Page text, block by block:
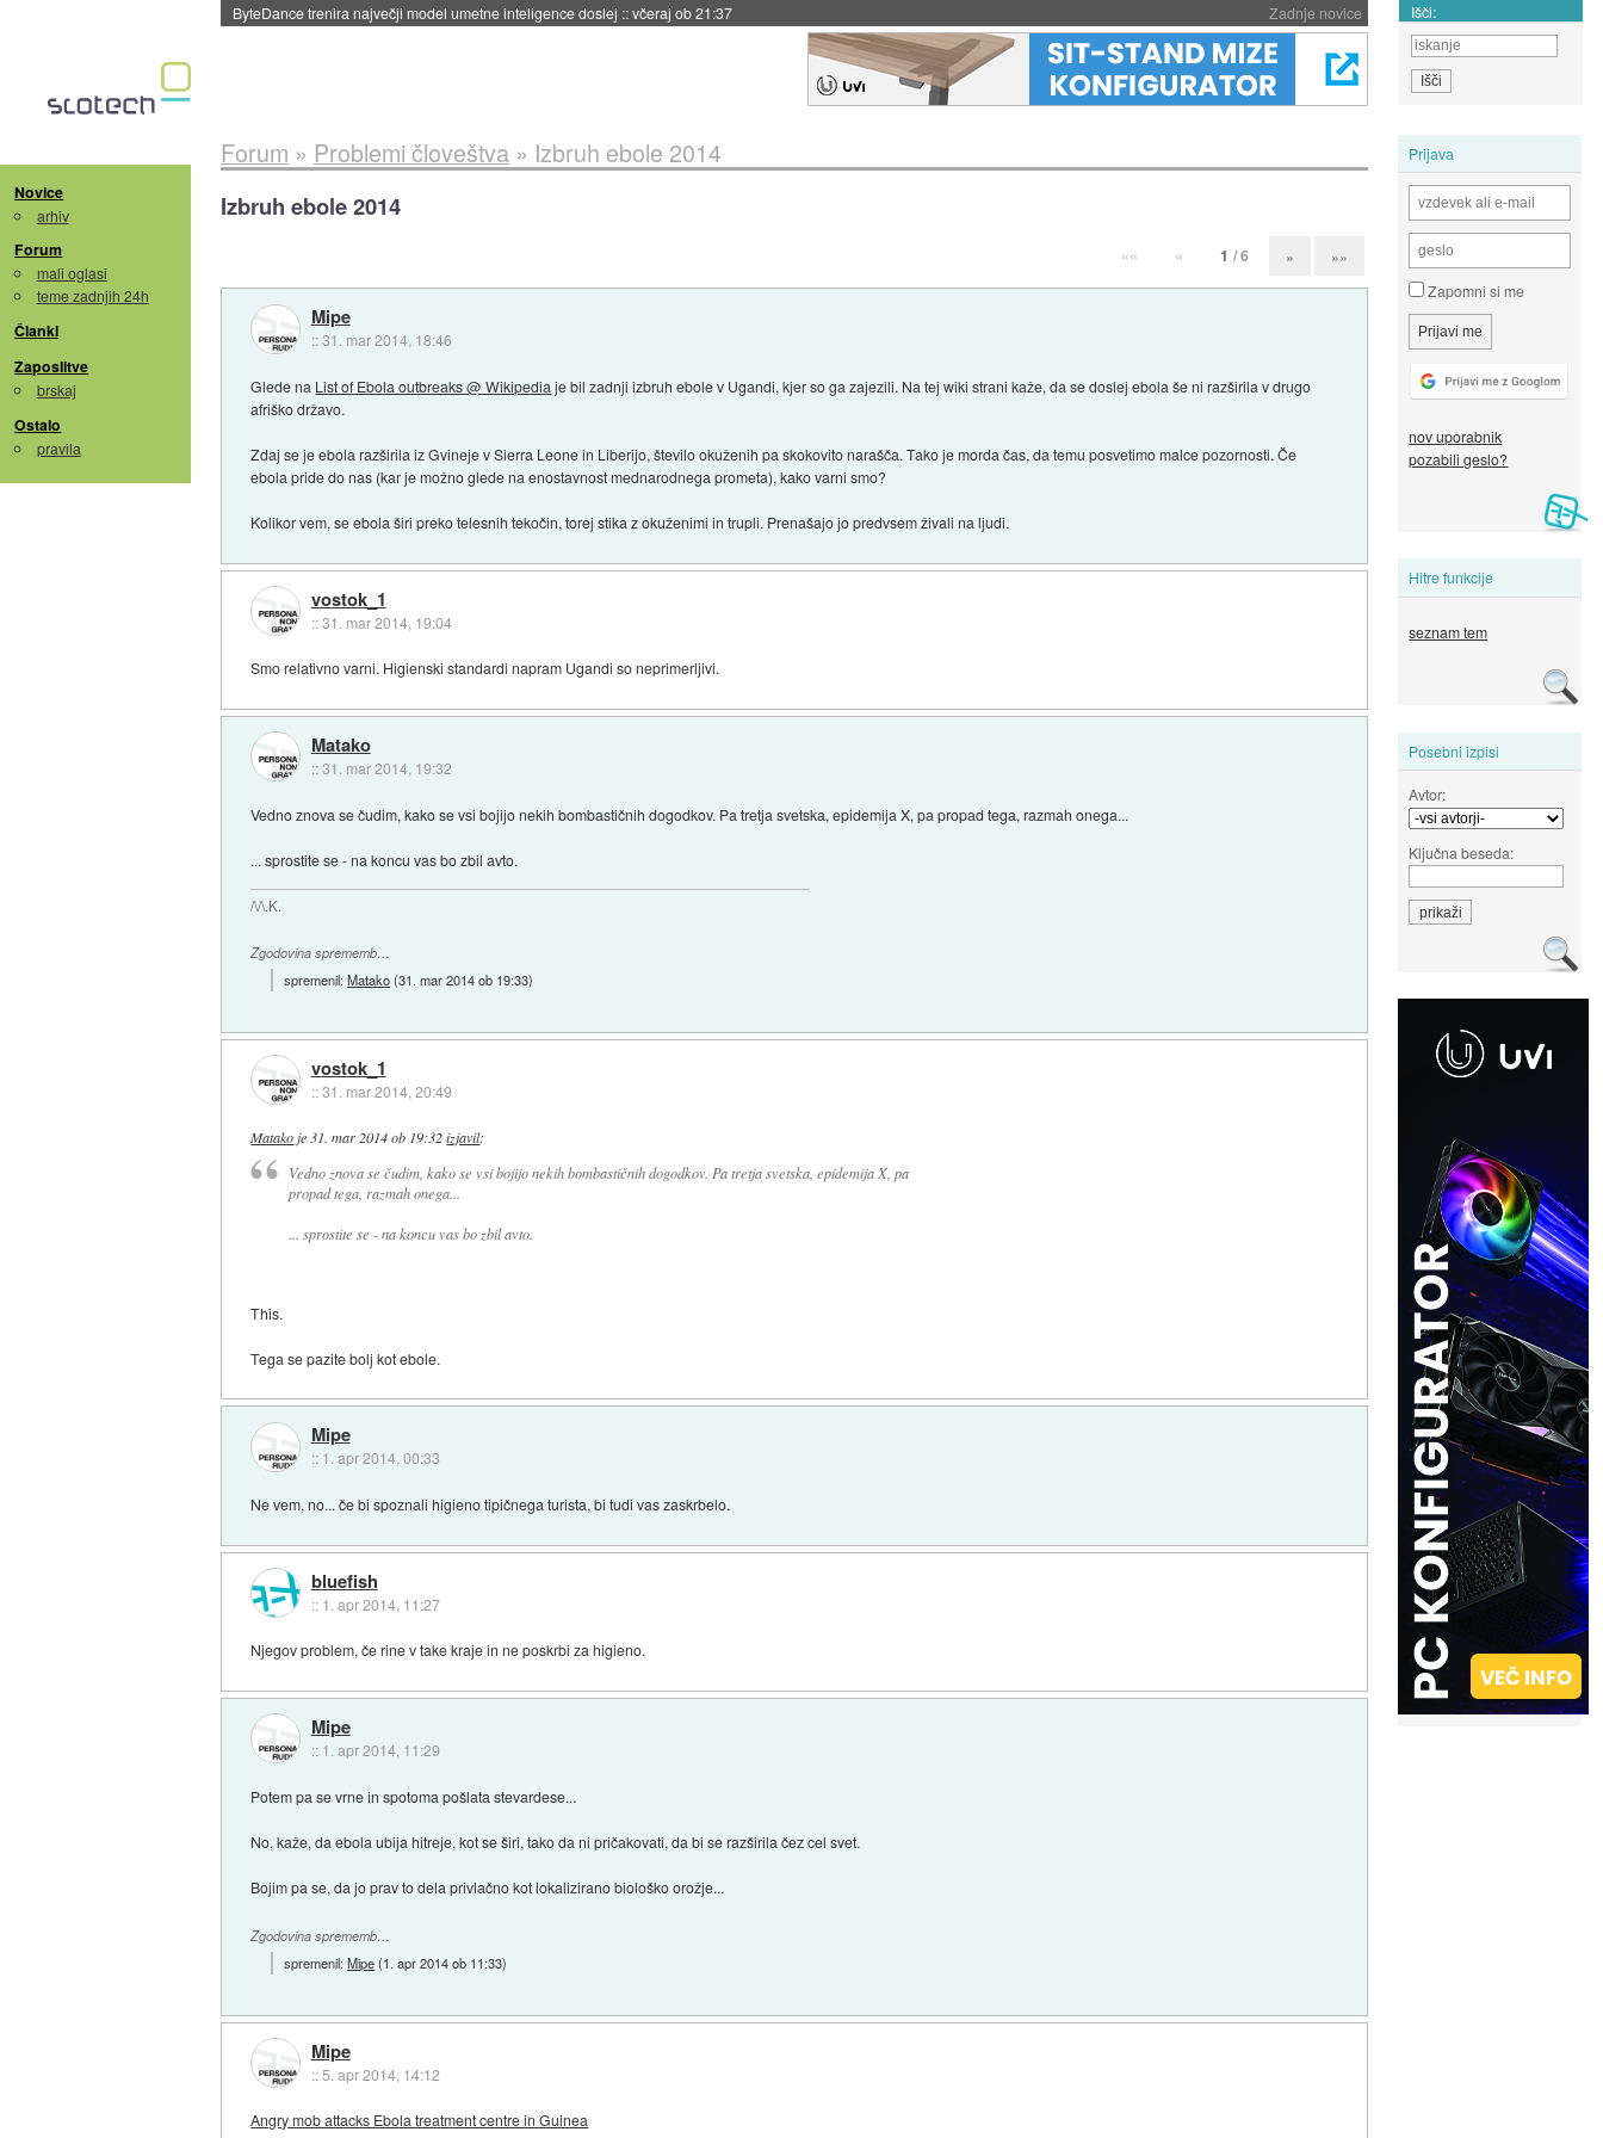
Zadnje novice
Spletne strani začele streči oglase za agente umetne inteligence::včeraj ob 21:23 Išči:
Novice
arhiv
Forum
mali oglasi
teme zadnjih 24h
Članki
Zaposlitve
brskaj
Ostalo
pravila
Prijava
Zapomni si me
nov uporabnik
pozabili geslo?
Hitre funkcije
seznam tem
Posebni izpisi
Avtor:
Ključna beseda:
Forum » Problemi človeštva» Izbruh ebole 2014
Izbruh ebole 2014
«« « 1 / 6 » »»
Mipe
::31. mar 2014, 18:46
Glede na List of Ebola outbreaks @ Wikipedia je bil zadnji izbruh ebole v Ugandi, kjer so ga zajezili. Na tej wiki strani kaže, da se doslej ebola še ni razširila v drugo
afriško državo.
Zdaj se je ebola razširila iz Gvineje v Sierra Leone in Liberijo, število okuženih pa skokovito narašča. Tako je morda čas, da temu posvetimo malce pozornosti. Če
ebola pride do nas (kar je možno glede na enostavnost mednarodnega prometa), kako varni smo?
Kolikor vem, se ebola širi preko telesnih tekočin, torej stika z okuženimi in trupli. Prenašajo jo predvsem živali na ljudi.
vostok_1
::31. mar 2014, 19:04
Smo relativno varni. Higienski standardi napram Ugandi so neprimerljivi.
Matako
::31. mar 2014, 19:32
Vedno znova se čudim, kako se vsi bojijo nekih bombastičnih dogodkov. Pa tretja svetska, epidemija X, pa propad tega, razmah onega...
... sprostite se - na koncu vas bo zbil avto.
/\/\.K.
Zgodovina sprememb…
spremenil:Matako(31. mar 2014 ob 19:33)
vostok_1
::31. mar 2014, 20:49
Matako je 31. mar 2014 ob 19:32 izjavil:
Vedno znova se čudim, kako se vsi bojijo nekih bombastičnih dogodkov. Pa tretja svetska, epidemija X, pa
propad tega, razmah onega...
... sprostite se - na koncu vas bo zbil avto.
This.
Tega se pazite bolj kot ebole.
Mipe
:: 1. apr 2014, 00:33
Ne vem, no... če bi spoznali higieno tipičnega turista, bi tudi vas zaskrbelo.
bluefish
:: 1. apr 2014, 11:27
Njegov problem, če rine v take kraje in ne poskrbi za higieno.
Mipe
:: 1. apr 2014, 11:29
Potem pa se vrne in spotoma pošlata stevardese...
No, kaže, da ebola ubija hitreje, kot se širi, tako da ni pričakovati, da bi se razširila čez cel svet.
Bojim pa se, da jo prav to dela privlačno kot lokalizirano biološko orožje...
Zgodovina sprememb…
spremenil:Mipe(1. apr 2014 ob 11:33)
Mipe
::5. apr 2014, 14:12
Angry mob attacks Ebola treatment centre in Guinea